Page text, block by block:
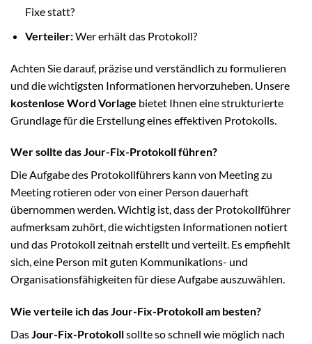
Fixe statt?
Verteiler:Wer erhält das Protokoll?
Achten Sie darauf, präzise und verständlich zu formulieren
und die wichtigsten Informationen hervorzuheben. Unsere
kostenlose Word Vorlage bietet Ihnen eine strukturierte
Grundlage für die Erstellung eines effektiven Protokolls.
Wer sollte das Jour-Fix-Protokoll führen?
Die Aufgabe des Protokollführers kann von Meeting zu
Meeting rotieren oder von einer Person dauerhaft
übernommen werden. Wichtig ist, dass der Protokollführer
aufmerksam zuhört, die wichtigsten Informationen notiert
und das Protokoll zeitnah erstellt und verteilt. Es empfiehlt
sich, eine Person mit guten Kommunikations- und
Organisationsfähigkeiten für diese Aufgabe auszuwählen.
Wie verteile ich das Jour-Fix-Protokoll am besten?
DasJour-Fix-Protokollsollte so schnell wie möglich nach